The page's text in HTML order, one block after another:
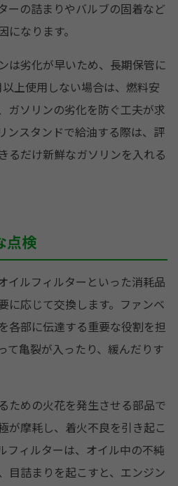
ーの詰まりやバルブの固着など
なります。
は劣化が早いため、長期保管に
上使用しない場合は、燃料安
ガソリンの劣化を防ぐ工夫が求
ンスタンドで給油する際は、評
るだけ新鮮なガソリンを入れる
点検
イルフィルターといった消耗品
に応じて交換します。ファンベ
各部に伝達する重要な役割を担
て亀裂が入ったり、緩んだりす
ための火花を発生させる部品で
が摩耗し、着火不良を引き起こ
フィルターは、オイル中の不純
目詰まりを起こすと、エンジン